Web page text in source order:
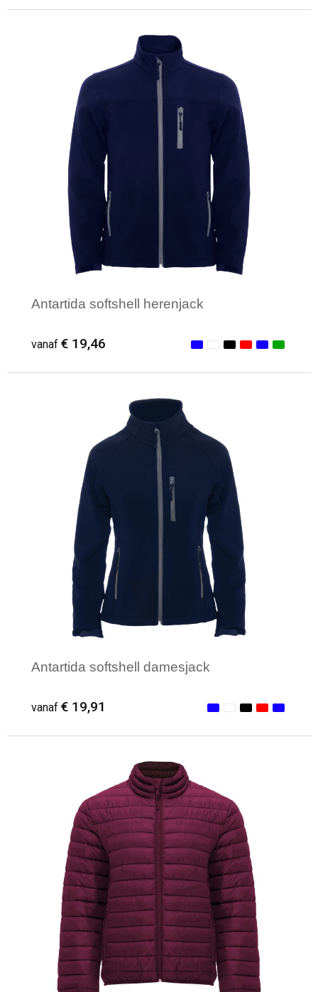
Minimale afname: 1
Antartida softshell herenjack
vanaf € 19,46
Minimale afname: 1
Antartida softshell damesjack
vanaf € 19,91
Minimale afname: 1